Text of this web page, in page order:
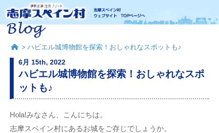
> ハビエル城博物館を探索！おしゃれなスポットも♪
6月 15th, 2022
ハビエル城博物館を探索！おしゃれなスポ
ットも♪
Hola!みなさん、こんにちは。
志摩スペイン村にあるお城をご存じでしょうか。